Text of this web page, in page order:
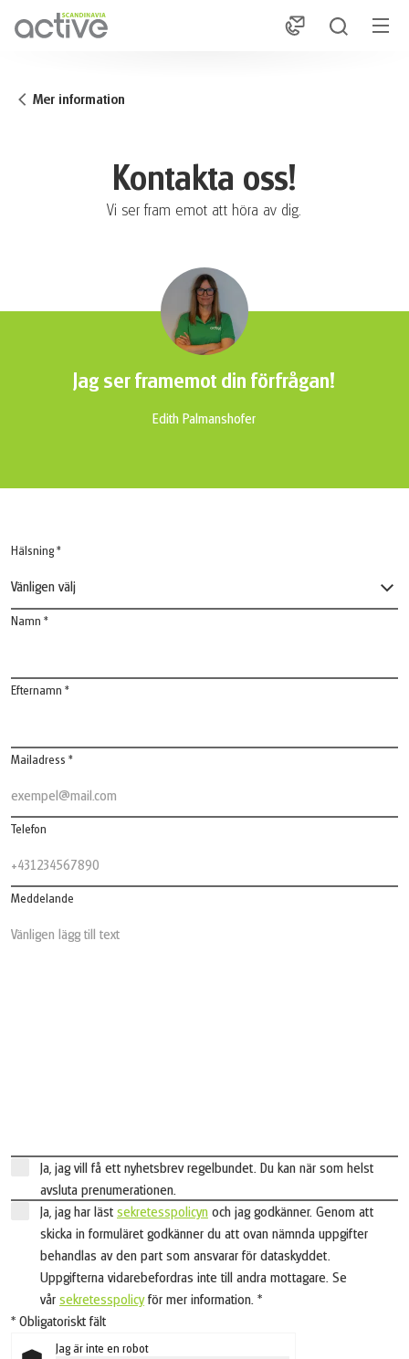
1
Mer information
Kontakta oss!
Vi ser fram emot att höra av dig.
Jag ser framemot din förfrågan!
Edith Palmanshofer
Hälsning *
Vänligen välj
Namn *
Efternamn *
Mailadress *
Telefon
Meddelande
Ja, jag vill få ett nyhetsbrev regelbundet. Du kan när som helst
avsluta prenumerationen.
Ja, jag har läst sekretesspolicyn och jag godkänner. Genom att
skicka in formuläret godkänner du att ovan nämnda uppgifter
behandlas av den part som ansvarar för dataskyddet.
Uppgifterna vidarebefordras inte till andra mottagare. Se
vår sekretesspolicyför mer information. *
* Obligatoriskt fält
Jag är inte en robot